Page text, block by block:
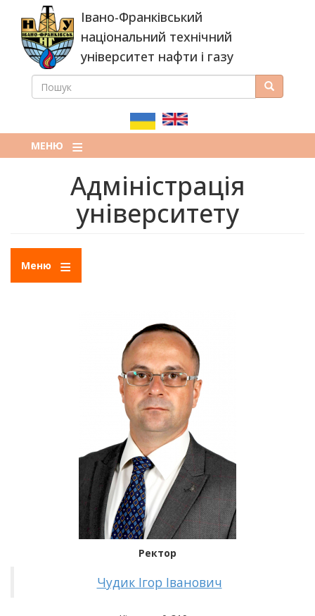
основного
вмісту
Івано-Франківський
національний технічний
університет нафти і газу
ПОШУКОВА
ПОШУК Пошук
МЕНЮ
Адміністрація
університету
Меню
Ректор
Чудик Ігор Іванович